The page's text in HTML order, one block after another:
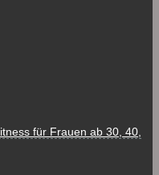
für Frauen ab 30, 40,